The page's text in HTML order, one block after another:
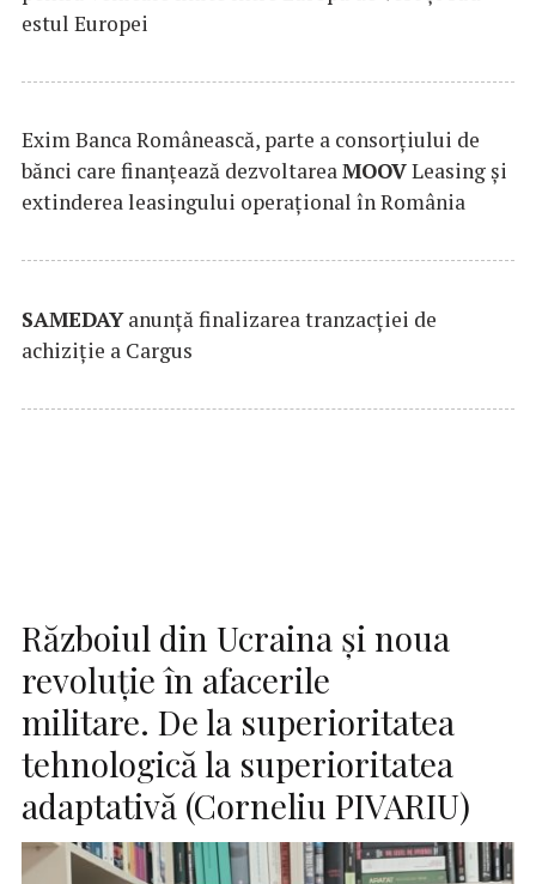
estul Europei
Exim Banca Românească, parte a consorțiului de
bănci care finanțează dezvoltareaMOOVLeasing și
extinderea leasingului operațional în România
SAMEDAYanunță finalizarea tranzacției de
achiziție a Cargus
Războiul din Ucraina și noua
revoluție în afacerile
militare. De la superioritatea
tehnologică la superioritatea
adaptativă (Corneliu PIVARIU)